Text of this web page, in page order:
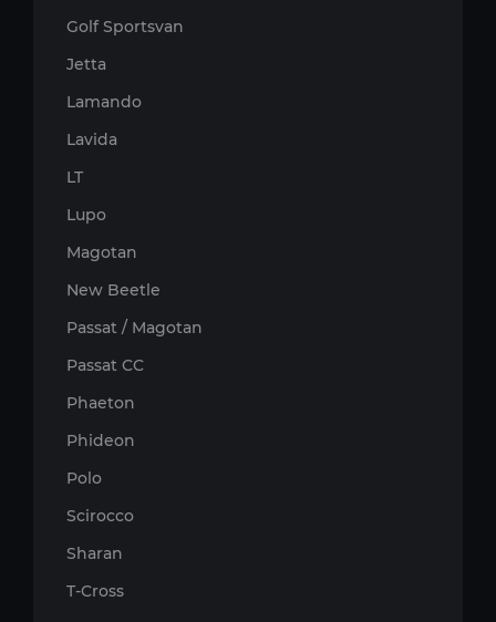
Golf Sportsvan
Jetta
Lamando
Lavida
LT
Lupo
Magotan
New Beetle
Passat / Magotan
Passat CC
Phaeton
Phideon
Polo
Scirocco
Sharan
T-Cross